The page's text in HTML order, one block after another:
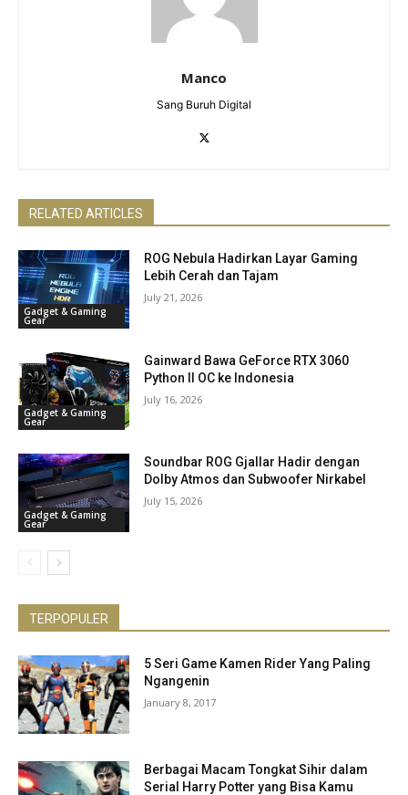
Manco
Sang Buruh Digital
RELATED ARTICLES
Gadget & Gaming
Gear
ROG Nebula Hadirkan Layar Gaming
Lebih Cerah dan Tajam
July 21, 2026
Gadget & Gaming
Gear
Gainward Bawa GeForce RTX 3060
Python II OC ke Indonesia
July 16, 2026
Gadget & Gaming
Gear
Soundbar ROG Gjallar Hadir dengan
Dolby Atmos dan Subwoofer Nirkabel
July 15, 2026
TERPOPULER
5 Seri Game Kamen Rider Yang Paling
Ngangenin
January 8, 2017
Berbagai Macam Tongkat Sihir dalam
Serial Harry Potter yang Bisa Kamu